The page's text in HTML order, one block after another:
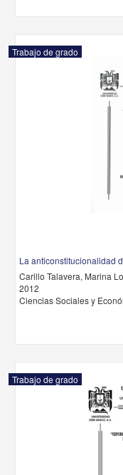
Trabajo de grado
La anticonstitucionalidad
Carillo Talavera, Marina
2012
Ciencias Sociales y
Trabajo de grado